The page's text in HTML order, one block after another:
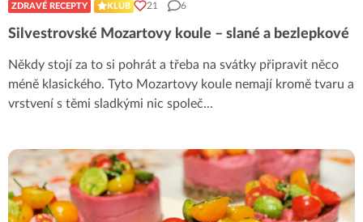
ZDRAVÉ RECEPTY KLUB 21 6
Silvestrovské Mozartovy koule – slané a bezlepkové
Někdy stojí za to si pohrát a třeba na svátky připravit něco
méně klasického. Tyto Mozartovy koule nemají kromě tvaru a
vrstvení s těmi sladkými nic společ...